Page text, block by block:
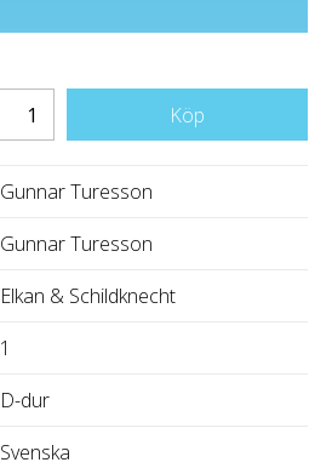
Köp
Gunnar Turesson
Gunnar Turesson
Elkan & Schildknecht
1
D-dur
Svenska